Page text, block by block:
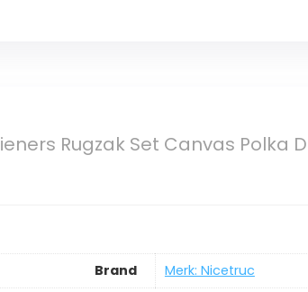
Rugzak Set Canvas Polka
Brand Merk: Nicetruc